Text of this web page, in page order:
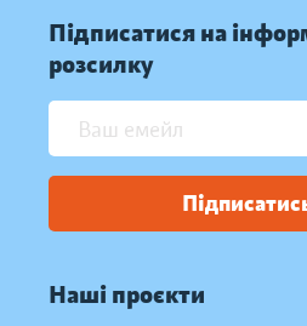
Підписатися на
розсилку
Наші проєкти